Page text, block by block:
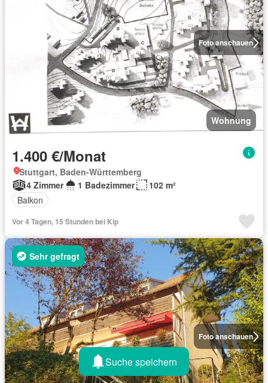
Foto anschauen
Wohnung
1.400 €/Monat
Stuttgart, Baden-Württemberg
4 Zimmer
1 Badezimmer
102 m²
Balkon
Vor 4 Tagen, 15 Stunden bei Kip
Foto anschauen
Sehr gefragt
Suche speichern